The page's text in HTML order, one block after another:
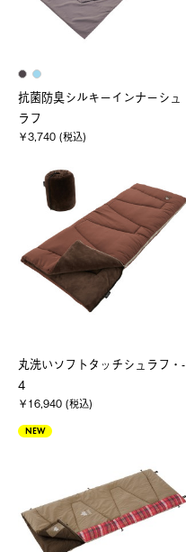
抗菌防臭シルキーインナーシュ
ラフ
￥3,740 (税込)
丸洗いソフトタッチシュラフ・-
4
￥16,940 (税込)
NEW